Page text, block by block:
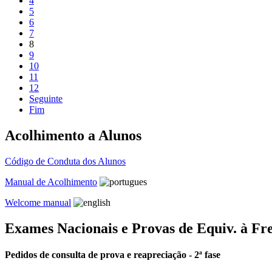
5
6
7
8
9
10
11
12
Seguinte
Fim
Acolhimento a Alunos
Código de Conduta dos Alunos
Manual de Acolhimento
Welcome manual
Exames Nacionais e Provas de Equiv. à
Pedidos de consulta de prova e reapreciação - 2ª fase